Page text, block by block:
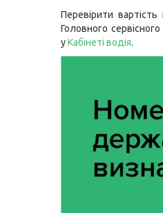
Перевірити
Головного
уКабінеті водія.